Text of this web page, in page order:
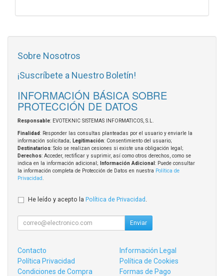
Sobre Nosotros
¡Suscríbete a Nuestro Boletín!
INFORMACIÓN BÁSICA SOBRE
PROTECCIÓN DE DATOS
Responsable: EVOTEKNIC SISTEMAS INFORMATICOS, S.L.
Finalidad: Responder las consultas planteadas por el usuario y enviarle la
información solicitada; Legitimación: Consentimiento del usuario;
Destinatarios: Solo se realizan cesiones si existe una obligación legal;
Derechos: Acceder, rectificar y suprimir, así como otros derechos, como se
indica en la información adicional;
Información Adicional : Puede consultar
la información completa de Protección de Datos en nuestra Política de
Privacidad
He leído y acepto la Política de Privacidad
Enviar
Contacto
Información Legal
Política Privacidad
Política de Cookies
Condiciones de Compra
Formas de Pago